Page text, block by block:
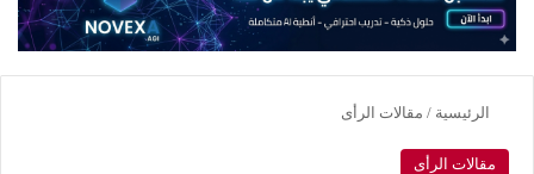
الرئيسية / مقالات الرأى
مقالات الرأى